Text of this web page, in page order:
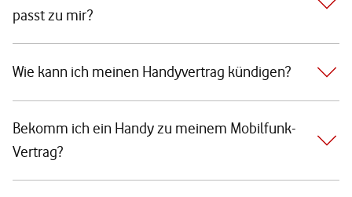
passt zu mir?
Wie kann ich meinen Handyvertrag kündigen?
Bekomm ich ein Handy zu meinem Mobilfunk-
Vertrag?